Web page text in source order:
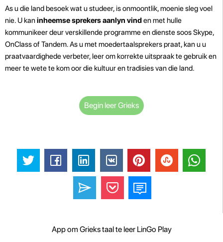
As u die land besoek wat u studeer, is onmoontlik, moenie sleg voel
nie. U kaninheemse sprekers aanlyn vinden met hulle
kommunikeer deur verskillende programme en dienste soos Skype,
OnClass of Tandem. As u met moedertaalsprekers praat, kan u u
praatvaardighede verbeter, leer om korrekte uitspraak te gebruik en
meer te wete te kom oor die kultuur en tradisies van die land.
Begin leer Grieks
App om Grieks taal te leer LinGo Play